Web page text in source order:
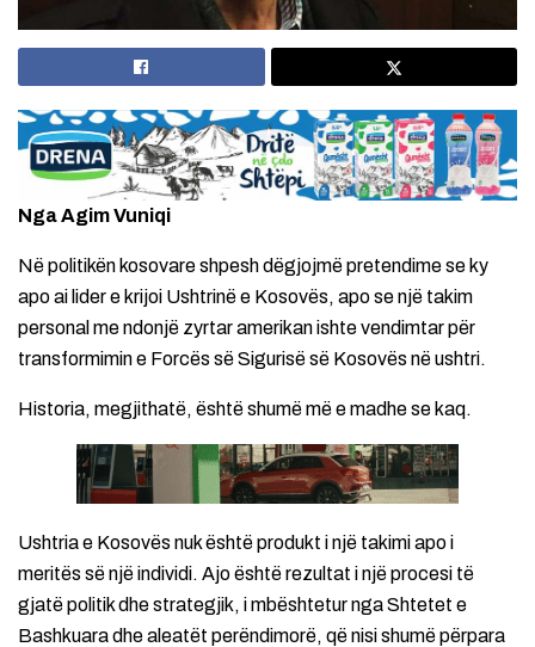
Nga Agim Vuniqi
Në politikën kosovare shpesh dëgjojmë pretendime se ky
apo ai lider e krijoi Ushtrinë e Kosovës, apo se një takim
personal me ndonjë zyrtar amerikan ishte vendimtar për
transformimin e Forcës së Sigurisë së Kosovës në ushtri.
Historia, megjithatë, është shumë më e madhe se kaq.
Ushtria e Kosovës nuk është produkt i një takimi apo i
meritës së një individi. Ajo është rezultat i një procesi të
gjatë politik dhe strategjik, i mbështetur nga Shtetet e
Bashkuara dhe aleatët perëndimorë, që nisi shumë përpara